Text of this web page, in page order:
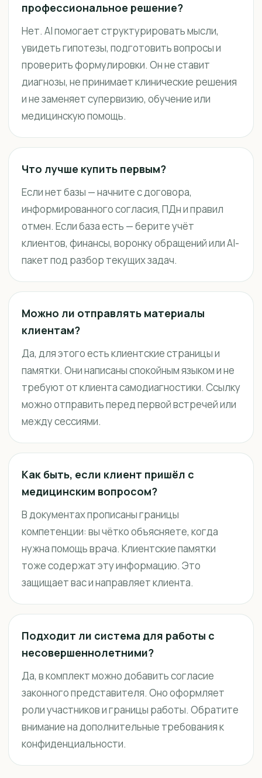
профессиональное решение?
Нет. AI помогает структурировать мысли,
увидеть гипотезы, подготовить вопросы и
проверить формулировки. Он не ставит
диагнозы, не принимает клинические решения
и не заменяет супервизию, обучение или
медицинскую помощь.
Что лучше купить первым?
Если нет базы — начните с договора,
информированного согласия, ПДн и правил
отмен. Если база есть — берите учёт
клиентов, финансы, воронку обращений или AI-
пакет под разбор текущих задач.
Можно ли отправлять материалы
клиентам?
Да, для этого есть клиентские страницы и
памятки. Они написаны спокойным языком и не
требуют от клиента самодиагностики. Ссылку
можно отправить перед первой встречей или
между сессиями.
Как быть, если клиент пришёл с
медицинским вопросом?
В документах прописаны границы
компетенции: вы чётко объясняете, когда
нужна помощь врача. Клиентские памятки
тоже содержат эту информацию. Это
защищает вас и направляет клиента.
Подходит ли система для работы с
несовершеннолетними?
Да, в комплект можно добавить согласие
законного представителя. Оно оформляет
роли участников и границы работы. Обратите
внимание на дополнительные требования к
конфиденциальности.